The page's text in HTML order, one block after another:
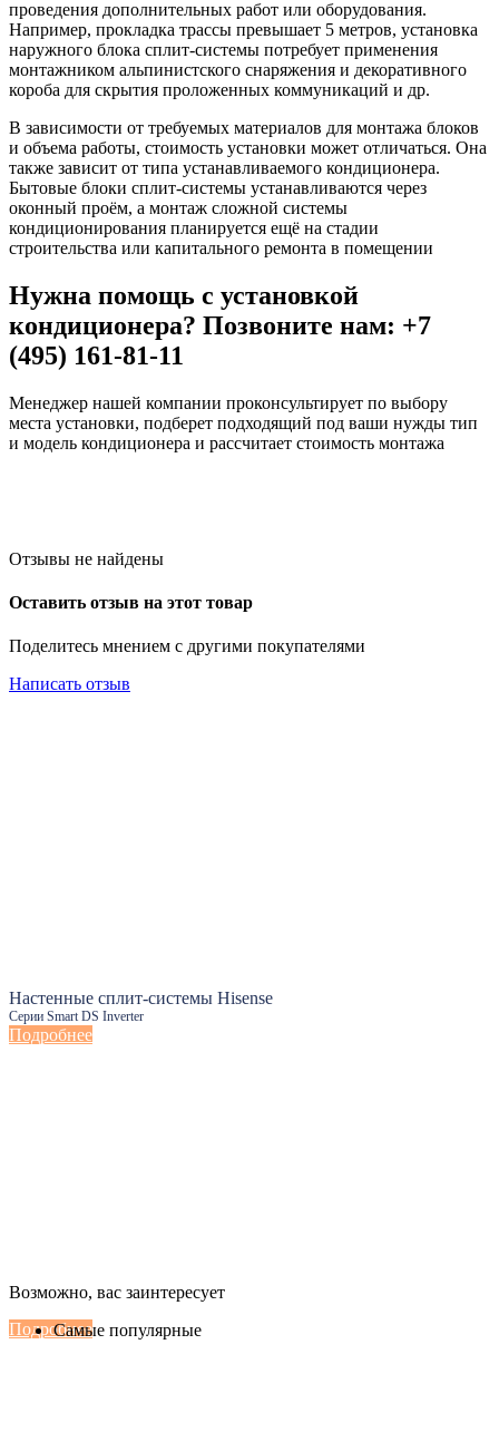
проведения дополнительных работ или оборудования.
Например, прокладка трассы превышает 5 метров, установка
наружного блока сплит-системы потребует применения
монтажником альпинистского снаряжения и декоративного
короба для скрытия проложенных коммуникаций и др.
В зависимости от требуемых материалов для монтажа блоков
и объема работы, стоимость установки может отличаться. Она
также зависит от типа устанавливаемого кондиционера.
Бытовые блоки сплит-системы устанавливаются через
оконный проём, а монтаж сложной системы
кондиционирования планируется ещё на стадии
строительства или капитального ремонта в помещении
Нужна помощь с установкой
кондиционера? Позвоните нам: +7
(495) 161-81-11
Менеджер нашей компании проконсультирует по выбору
места установки, подберет подходящий под ваши нужды тип
и модель кондиционера и рассчитает стоимость монтажа
Отзывы не найдены
Оставить отзыв на этот товар
Поделитесь мнением с другими покупателями
Написать отзыв
Настенные сплит-системы Hisense
Серии Smart DS Inverter
Подробнее
Настенные сплит-системы Haier
Подробнее
Возможно, вас заинтересует
Самые популярные